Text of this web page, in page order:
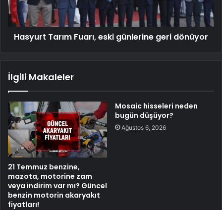
Hasyurt Tarım Fuarı, eski günlerine geri dönüyor
İlgili Makaleler
21 Temmuz benzine,
mazota, motorine zam
veya indirim var mı? Güncel
benzin motorin akaryakıt
fiyatları!
Mosaic hisseleri neden
bugün düşüyor?
Ağustos 6, 2026